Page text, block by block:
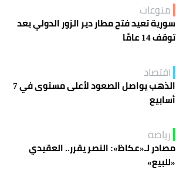
منوعات
سورية تعيد فتح مطار دير الزور الدولي بعد
توقف 14 عامًا
اقتصاد
الذهب يواصل الصعود لأعلى مستوى في 7
أسابيع
رياضة
مصادر لـ«عكاظ»: النصر يقرر.. العقيدي
«للبيع»